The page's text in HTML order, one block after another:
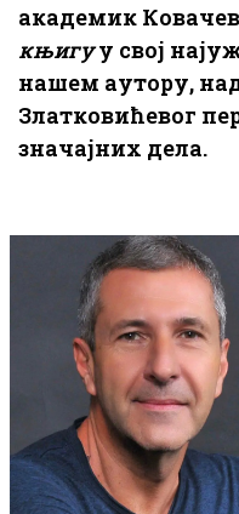
академик
књигуу свој
нашем аутору,
Златковићевог
значајних дела.